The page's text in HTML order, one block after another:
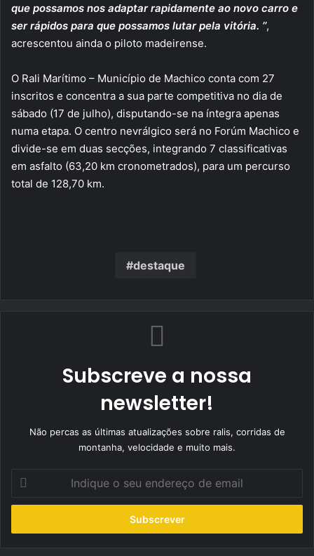
que possamos nos adaptar rapidamente ao novo carro e
ser rápidos para que possamos lutar pela vitória. ’’,
acrescentou ainda o piloto madeirense.
O Rali Marítimo – Município de Machico conta com 27
inscritos e concentra a sua parte competitiva no dia de
sábado (17 de julho), disputando-se na íntegra apenas
numa etapa. O centro nevrálgico será no Forúm Machico e
divide-se em duas secções, integrando 7 classificativas
em asfalto (63,20 km cronometrados), para um percurso
total de 128,70 km.
destaque
Subscreve a nossa
newsletter!
Não percas as últimas atualizações sobre ralis, corridas de
montanha, velocidade e muito mais.
seu
de